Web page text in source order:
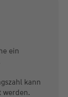
ein
kann
werden.